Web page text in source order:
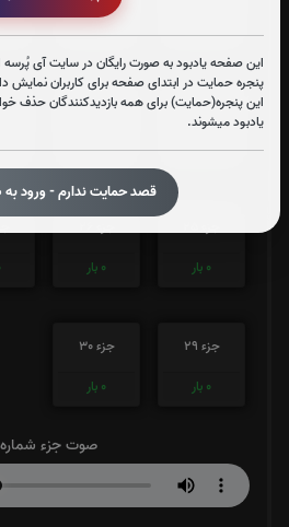
این صفحه یادبود به صورت رایگان در سایت آی
پنجره حمایت در ابتدای صفحه برای کاربران نمایش
این پنجره(حمایت) برای همه بازدیدکنندگان حذف
یادبود میشوند.
قصد حمایت ندارم - ورود به
0بار
جزء 21
0بار
جزء 22
0بار
0 بار
0 بار
جزء 29
0 بار
جزء 30
0 بار
صوت جزء شماره